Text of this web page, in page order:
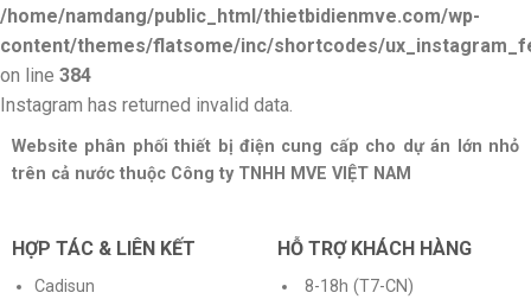
/home/namdang/public_html/thietbidienmve.com/wp-
content/themes/flatsome/inc/shortcodes/
on line 384
Instagram has returned invalid data.
Website phân phối thiết bị điện cung cấp cho dự án lớn nhỏ
trên cả nước thuộc Công ty TNHH MVE VIỆT NAM
HỖ TRỢ KHÁCH HÀNG
8-18h (T7-CN)
HỢP TÁC & LIÊN KẾT
Cadisun